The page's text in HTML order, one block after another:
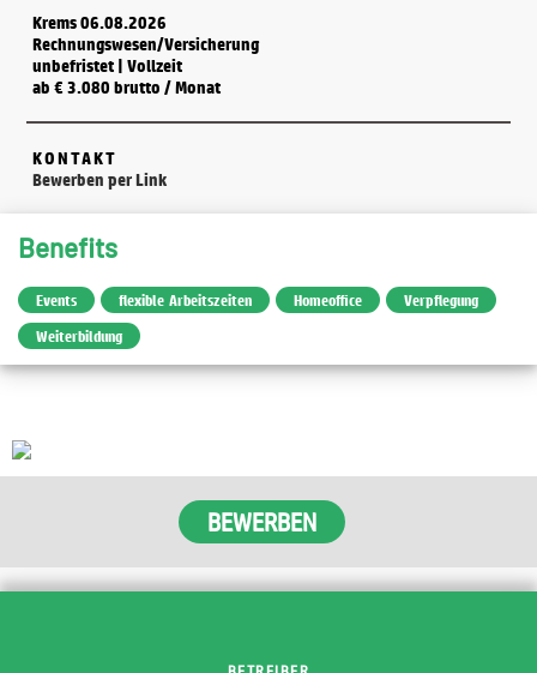
Krems 06.08.2026
Rechnungswesen/Versicherung
unbefristet | Vollzeit
ab € 3.080 brutto / Monat
KONTAKT
Bewerben per Link
Benefits
Events flexible Arbeitszeiten Homeoffice
Verpflegung
Weiterbildung